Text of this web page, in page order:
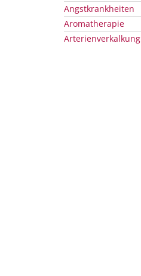
Angstkrankheiten
Aromatherapie
Arterienverkalkung